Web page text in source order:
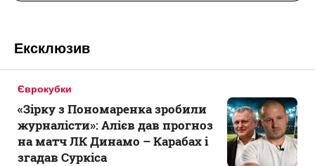
Ексклюзив
Єврокубки
«Зірку з Пономаренка зробили
журналісти»: Алієв дав прогноз
на матч ЛК Динамо – Карабах і
згадав Суркіса